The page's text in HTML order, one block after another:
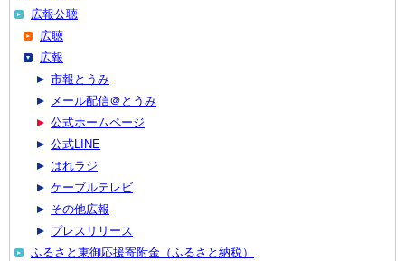
広報公聴
広聴
広報
市報とうみ
メール配信＠とうみ
公式ホームページ
公式LINE
はれラジ
ケーブルテレビ
その他広報
プレスリリース
ふるさと東御応援寄附金（ふるさと納税）